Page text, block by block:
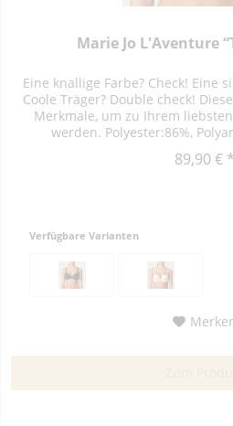
Marie Jo L'Aventure
Eine knallige Farbe? Check! Eine
Coole Träger? Double check!
Merkmale, um zu Ihrem
werden. Polyester:86%,
89,90 € *
Verfügbare Varianten